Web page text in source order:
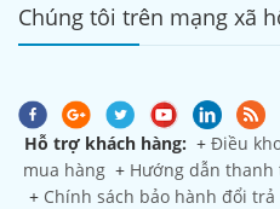
Chúng tôi trên mạng xã
Hỗ trợ khách hàng: + Điều
mua hàng + Hướng dẫn thanh
+ Chính sách bảo hành đổi trả